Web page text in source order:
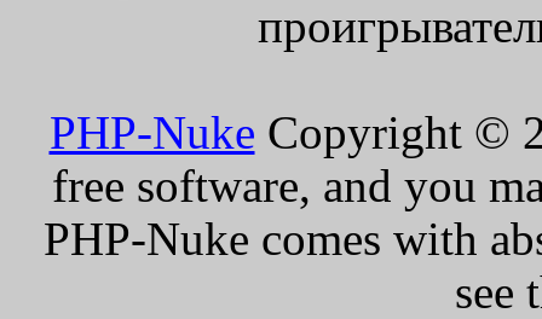
PHP-Nuke Copyright ©
free software, and you
PHP-Nuke comes with
see